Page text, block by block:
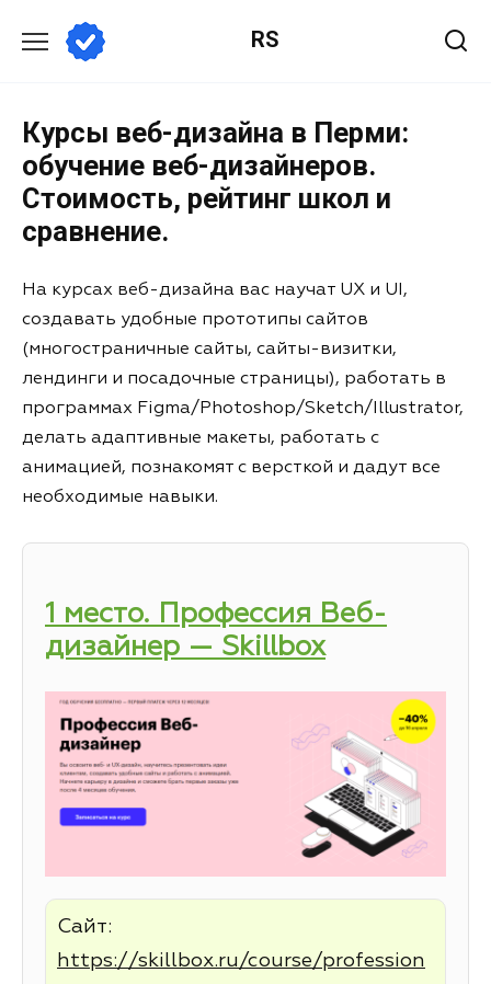
RS
Курсы веб-дизайна в Перми:
обучение веб-дизайнеров.
Стоимость, рейтинг школ и
сравнение.
На курсах веб-дизайна вас научат UX и UI,
создавать удобные прототипы сайтов
(многостраничные сайты, сайты-визитки,
лендинги и посадочные страницы), работать в
программах Figma/Photoshop/Sketch/Illustrator,
делать адаптивные макеты, работать с
анимацией, познакомят с версткой и дадут все
необходимые навыки.
1 место. Профессия Веб-
дизайнер — Skillbox
Сайт:
https://skillbox.ru/course/profession